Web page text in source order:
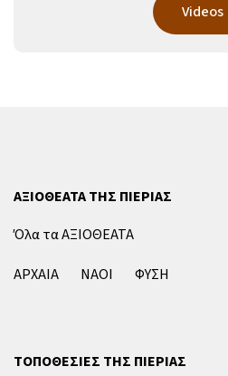
Videos
ΑΞΙΟΘΕΑΤΑ ΤΗΣ ΠΙΕΡΙΑΣ
Όλα τα ΑΞΙΟΘΕΑΤΑ
ΑΡΧΑΙΑ
ΝΑΟΙ ΦΥΣΗ
ΤΟΠΟΘΕΣΙΕΣ ΤΗΣ ΠΙΕΡΙΑΣ